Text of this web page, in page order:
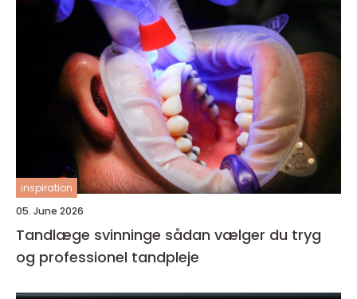
inspiration
05. June 2026
Tandlæge svinninge sådan vælger du tryg
og professionel tandpleje